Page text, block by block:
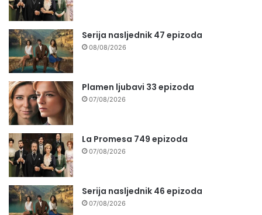
Serija nasljednik 47 epizoda
08/08/2026
Plamen ljubavi 33 epizoda
07/08/2026
La Promesa 749 epizoda
07/08/2026
Serija nasljednik 46 epizoda
07/08/2026